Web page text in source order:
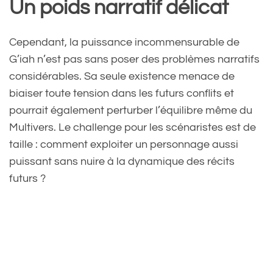
Un poids narratif délicat
Cependant, la puissance incommensurable de
G’iah n’est pas sans poser des problèmes narratifs
considérables. Sa seule existence menace de
biaiser toute tension dans les futurs conflits et
pourrait également perturber l’équilibre même du
Multivers. Le challenge pour les scénaristes est de
taille : comment exploiter un personnage aussi
puissant sans nuire à la dynamique des récits
futurs ?